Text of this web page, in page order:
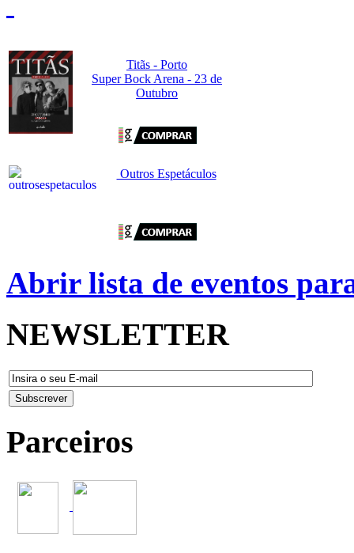
Titãs - Porto
Super Bock Arena - 23 de
Outubro
Outros Espetáculos
Abrir lista de eventos
NEWSLETTER
Parceiros